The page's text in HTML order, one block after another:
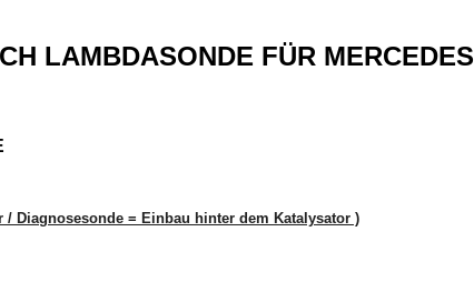
LAMBDASONDE FÜR MERCEDES
Diagnosesonde = Einbau hinter dem Katalysator )